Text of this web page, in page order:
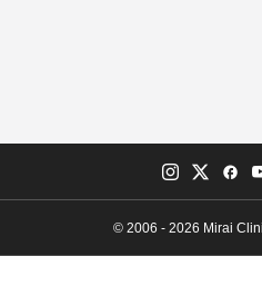
© 2006 - 2026 Mirai